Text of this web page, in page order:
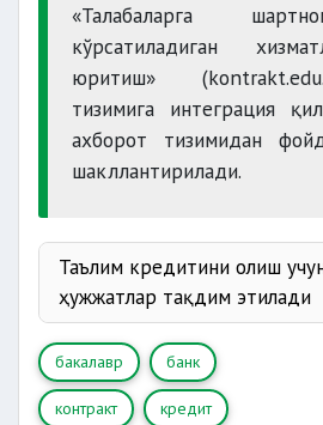
«Талабаларга
кўрсатиладиган
юритиш»
тизимига интеграция
ахборот тизимидан
шакллантирилади.
Таълим кредитини олиш
ҳужжатлар тақдим этилади
бакалавр банк
контракт кредит